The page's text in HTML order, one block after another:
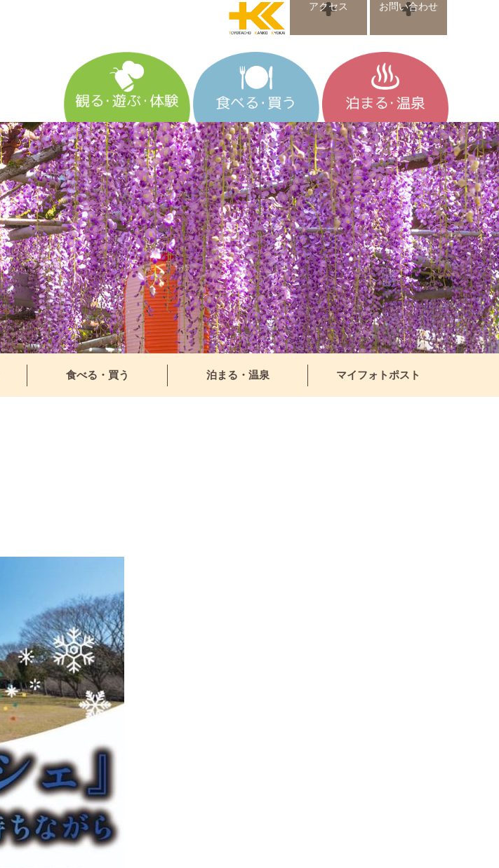
アクセス お問い合わせ
食べる・買う 泊まる・温泉 マイフォトポスト